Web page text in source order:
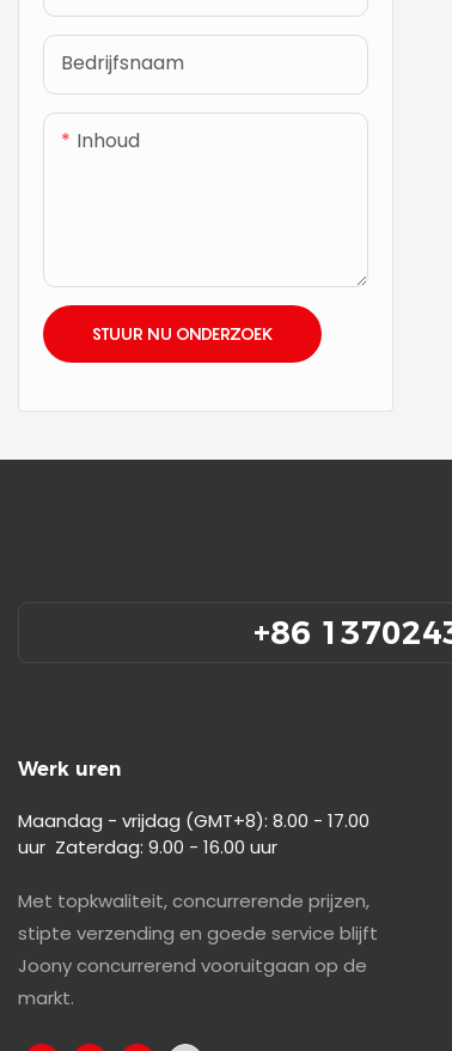
Bedrijfsnaam
Inhoud
STUUR NU ONDERZOEK
+86
Werk uren
Maandag - vrijdag (GMT+8): 8.00 - 17.00
uur Zaterdag: 9.00 - 16.00 uur
Met topkwaliteit, concurrerende prijzen,
stipte verzending en goede service blijft
Joony concurrerend vooruitgaan op de
markt.